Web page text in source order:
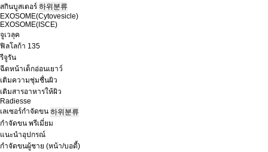
สกินบูสเตอร์ 하위분류
EXOSOME(Cytovesicle)
EXOSOME(ISCE)
จูเวลุค
ฟิลโลก้า 135
รีจูรัน
ฉีดหน้าเด็กอ่อนเยาว์
เติมความชุ่มชื่นผิว
เติมสารอาหารให้ผิว
Radiesse
เลเซอร์กำจัดขน 하위분류
กำจัดขน พรีเมี่ยม
แนะนำอุปกรณ์
กำจัดขนผู้ชาย (หน้า/บอดี้)